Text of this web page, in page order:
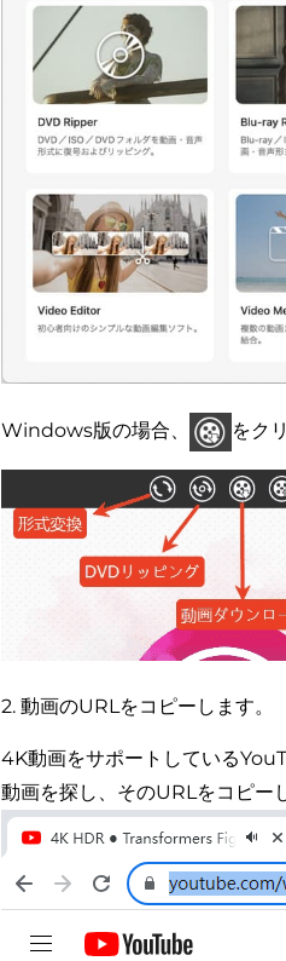
Windows版の場合、 をク
2. 動画のURLをコピーします。
4K動画をサポートしている
動画を探し、そのURLをコピー